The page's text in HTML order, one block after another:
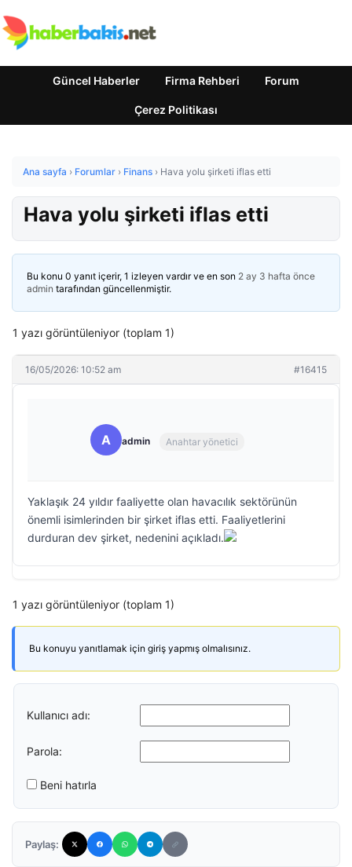
Güncel Haberler Firma Rehberi Forum
Çerez Politikası
Ana sayfa › Forumlar › Finans › Hava yolu şirketi iflas etti
Hava yolu şirketi iflas etti
Bu konu 0 yanıt içerir, 1 izleyen vardır ve en son 2 ay 3 hafta önce
admin tarafından güncellenmiştir.
1 yazı görüntüleniyor (toplam 1)
16/05/2026: 10:52 am #16415
A admin Anahtar yönetici
Yaklaşık 24 yıldır faaliyette olan havacılık sektörünün
önemli isimlerinden bir şirket iflas etti. Faaliyetlerini
durduran dev şirket, nedenini açıkladı.
1 yazı görüntüleniyor (toplam 1)
Bu konuyu yanıtlamak için giriş yapmış olmalısınız.
Kullanıcı adı:
Parola:
Beni hatırla
Paylaş: